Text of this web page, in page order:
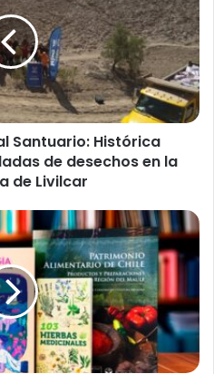
Santuario: Histórica
de desechos en la
de Livilcar